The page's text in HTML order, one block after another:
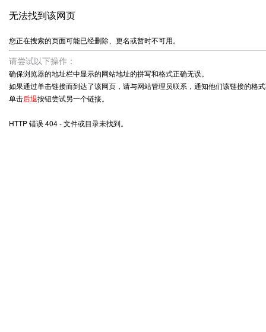
无法找到该网页
您正在搜索的页面可能已经删除、更名或暂时不可用。
请尝试以下操作：
确保浏览器的地址栏中显示的网站地址的拼写和格式正确无误。
如果通过单击链接而到达了该网页，请与网站管理员联系，通知他们该链接的格
单击后退按钮尝试另一个链接。
HTTP 错误 404 - 文件或目录未找到。